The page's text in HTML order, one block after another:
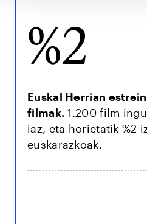
%2
Euskal Herrian
filmak. 1.200 film
iaz, eta horietatik %2
euskarazkoak.